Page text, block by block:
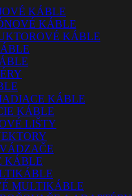
KÁBLE
KÁBLE
KÁBLE
KÁBLE
KÁBLE
LIŠTY
KÁBLE
MULTIKÁBLE